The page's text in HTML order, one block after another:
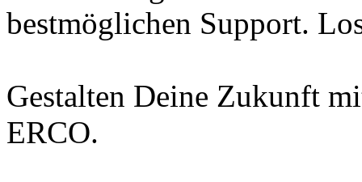
bestmöglichen Support.
Gestalten Deine Zukunft
ERCO.